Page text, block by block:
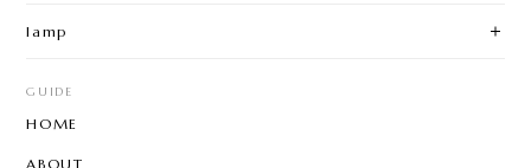
lamp
GUIDE
HOME
ABOUT